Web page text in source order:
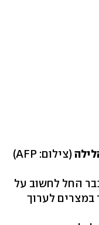
(צילום: AFP)
החל לחשוב על
במצרים לערוך